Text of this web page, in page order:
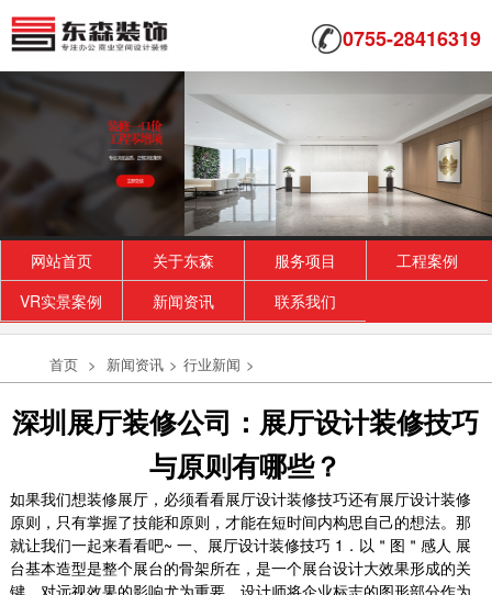
0755-28416319
网站首页 关于东森 服务项目
工程案例
VR实景案例
新闻资讯 联系我们
首页 > 新闻资讯 > 行业新闻 >
深圳展厅装修公司：展厅设计装修技巧
与原则有哪些？
如果我们想装修展厅，必须看看展厅设计装修技巧还有展厅设计装修
原则，只有掌握了技能和原则，才能在短时间内构思自己的想法。那
就让我们一起来看看吧~ 一、展厅设计装修技巧 1．以＂图＂感人 展
台基本造型是整个展台的骨架所在，是一个展台设计大效果形成的关
键，对远视效果的影响尤为重要。设计师将企业标志的图形部分作为